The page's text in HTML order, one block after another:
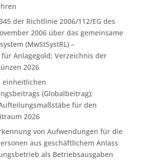
der Richtlinie 2006/112/EG des
2006 über das gemeinsame
(MwStSystRL) –
Anlagegold; Verzeichnis der
2026
einheitlichen
(Globalbeitrag);
für den
2026
von Aufwendungen für die
aus geschäftlichem Anlass
als Betriebsausgaben